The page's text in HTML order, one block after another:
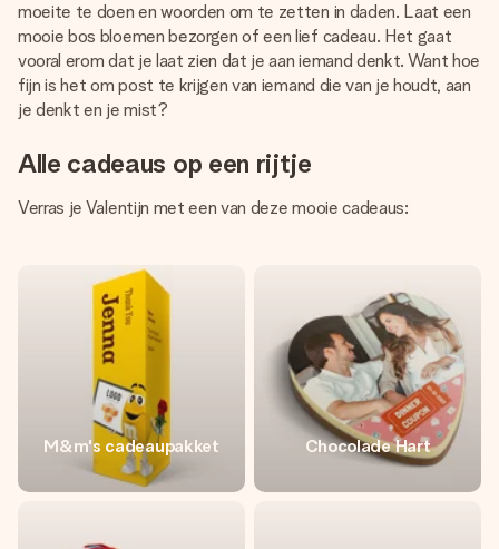
moeite te doen en woorden om te zetten in daden. Laat een
mooie bos bloemen bezorgen of een lief cadeau. Het gaat
vooral erom dat je laat zien dat je aan iemand denkt. Want hoe
fijn is het om post te krijgen van iemand die van je houdt, aan
je denkt en je mist?
Alle cadeaus op een rijtje
Verras je Valentijn met een van deze mooie cadeaus:
M&m's cadeaupakket Chocolade Hart